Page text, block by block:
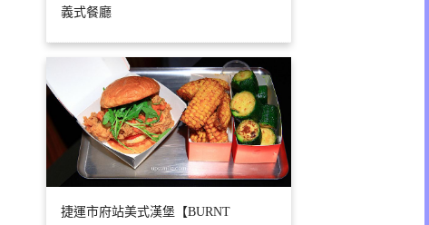
義式餐廳
捷運市府站美式漢堡【BURNT